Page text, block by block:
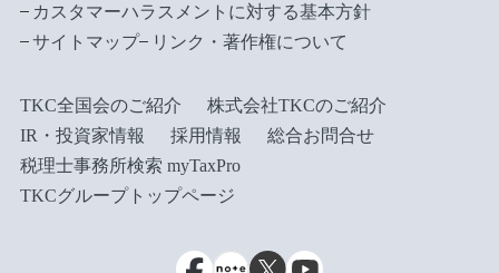
カスタマーハラスメントに対する基本方針
サイトマップ
リンク・著作権について
TKC全国会のご紹介
株式会社TKCのご紹介
IR・投資家情報
採用情報
総合お問合せ
税理士事務所検索 myTaxPro
TKCグループトップページ